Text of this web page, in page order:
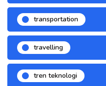
transportation
travelling
tren teknologi